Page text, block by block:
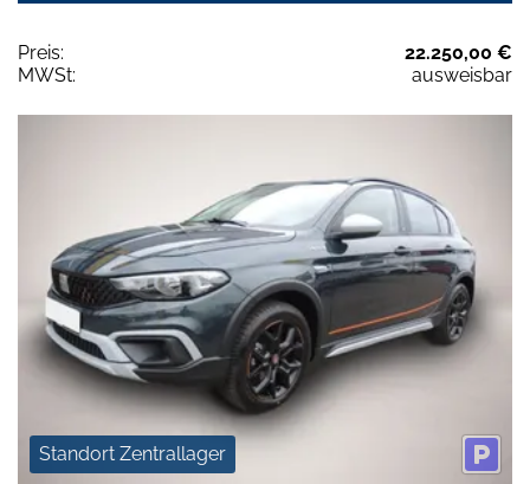
Preis:
22.250,00 €
MWSt:
ausweisbar
Standort Zentrallager